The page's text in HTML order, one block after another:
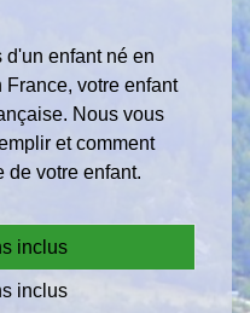
d'un enfant né en
votre enfant
Nous vous
et comment
de votre enfant.
inclus
inclus